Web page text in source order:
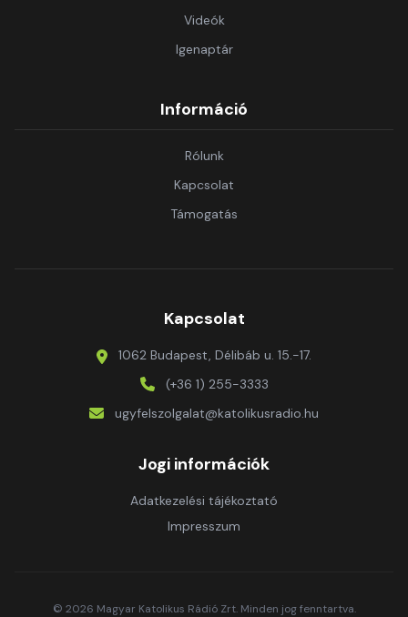
Videók
Igenaptár
Információ
Rólunk
Kapcsolat
Támogatás
Kapcsolat
1062 Budapest, Délibáb u. 15.-17.
(+36 1) 255-3333
ugyfelszolgalat@katolikusradio.hu
Jogi információk
Adatkezelési tájékoztató
Impresszum
© 2026 Magyar Katolikus Rádió Zrt. Minden jog fenntartva.